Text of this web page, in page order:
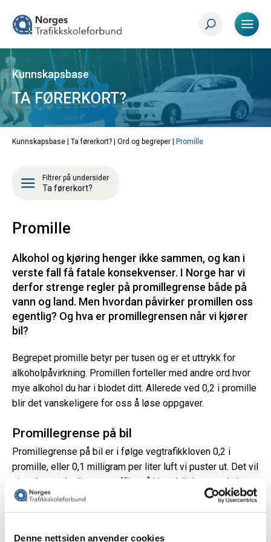
Denne nettsiden anvender cookies
Kunnskapsbase
TA FØRERKORT?
Kunnskapsbase | Ta førerkort? Ord og begreper Promille
Filtrer på undersider
Ta førerkort?
Promille
Alkohol og kjøring henger ikke sammen, og kan i
verste fall få fatale konsekvenser. I Norge har vi
derfor strenge regler på promillegrense både på
vann og land. Men hvordan påvirker promillen oss
egentlig? Og hva er promillegrensen når vi kjører
bil?
Begrepet promille betyr per tusen og er et uttrykk for
alkoholpåvirkning. Promillen forteller med andre ord hvor
mye alkohol du har i blodet ditt. Allerede ved 0,2 i promille
blir det vanskeligere for oss å løse oppgaver.
Promillegrense på bil
Promillegrense på bil er i følge vegtrafikkloven 0,2 i
promille, eller 0,1 milligram per liter luft vi puster ut. Det vil
si at det er ulovlig og straffbart å kjøre bil dersom du har
0,2 eller mer i promille.